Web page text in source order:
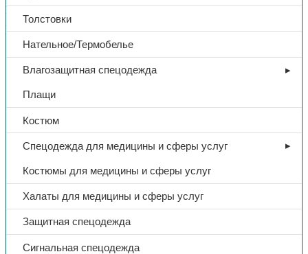
Толстовки
Нательное/Термобелье
Влагозащитная спецодежда
Плащи
Костюм
Спецодежда для медицины и сферы услуг
Костюмы для медицины и сферы услуг
Халаты для медицины и сферы услуг
Защитная спецодежда
Сигнальная спецодежда
Поделиться:
Поделиться в Telegram
Поделиться в
Whatsapp
Поделиться в Ok
Поделиться в Vk
Доп. информация
Название
Покрытие рельефный латекс
Цвет синий